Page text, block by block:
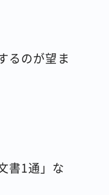
るのが望ま
書1通」な